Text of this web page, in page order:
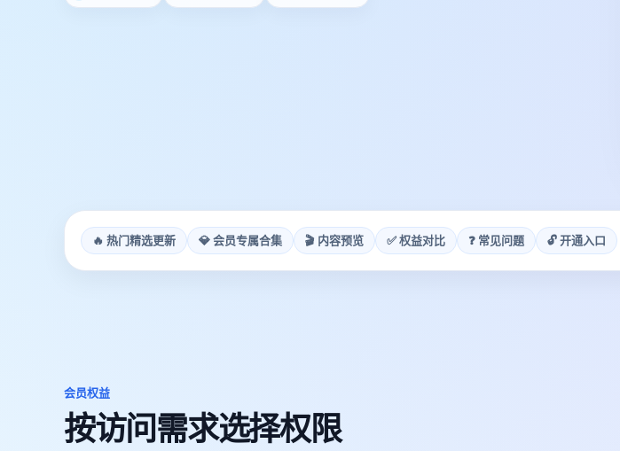
🔥 热门精选更新 💎 会员专属合集 🎬 内容预览 ✅ 权益对比 ❓ 常见问题 🔓 开通入口
会员权益
按访问需求选择权限